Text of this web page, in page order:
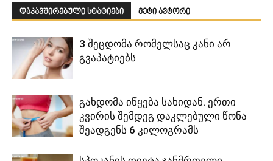
დაკავშირებული სტატიები მეტი ავტორი
3 შეცდომა რომელსაც კანი არ
გვაპატიებს
გახდომა იწყება სახიდან. ერთი
კვირის შემდეგ დაკლებული წონა
შეადგენს 6 კილოგრამს